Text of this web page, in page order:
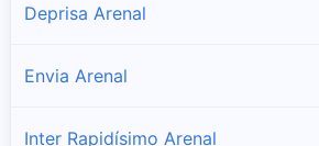
Deprisa Arenal
Envia Arenal
Inter Rapidísimo Arenal